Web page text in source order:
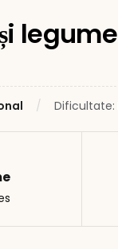
legume
Dificultate: